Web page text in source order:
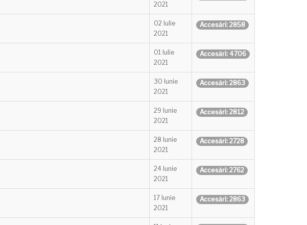
2021
02 Iulie
2021
Accesări: 2858
01 Iulie
2021
Accesări: 4706
30 Iunie
2021
Accesări: 2863
29 Iunie
2021
Accesări: 2812
28 Iunie
2021
Accesări: 2728
24 Iunie
2021
Accesări: 2762
17 Iunie
2021
Accesări: 2863